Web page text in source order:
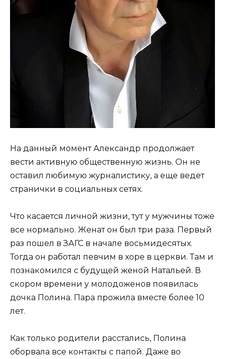
На данный момент Александр продолжает
вести активную общественную жизнь. Он не
оставил любимую журналистику, а еще ведет
странички в социальных сетях.
Что касается личной жизни, тут у мужчины тоже
все нормально. Женат он был три раза. Первый
раз пошел в ЗАГС в начале восьмидесятых.
Тогда он работал певчим в хоре в церкви. Там и
познакомился с будущей женой Натальей. В
скором времени у молодоженов появилась
дочка Полина. Пара прожила вместе более 10
лет.
Как только родители расстались, Полина
оборвала все контакты с папой. Даже во